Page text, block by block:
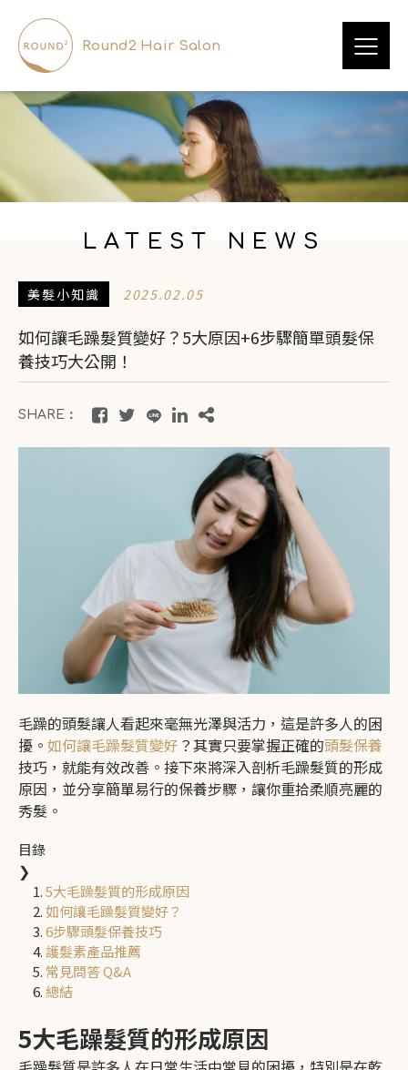
LATEST NEWS
美髮小知識 2025.02.05
如何讓毛躁髮質變好？5大原因+6步驟簡單頭髮保
養技巧大公開！
SHARE：
毛躁的頭髮讓人看起來毫無光澤與活力，這是許多人的困
擾。 如何讓毛躁髮質變好 ？其實只要掌握正確的頭髮保養
技巧，就能有效改善。接下來將深入剖析毛躁髮質的形成
原因，並分享簡單易行的保養步驟，讓你重拾柔順亮麗的
秀髮。
目錄
❯
5大毛躁髮質的形成原因
如何讓毛躁髮質變好？
6步驟頭髮保養技巧
護髮素產品推薦
常見問答 Q&A
總結
5大毛躁髮質的形成原因
Round2 Hair Salon